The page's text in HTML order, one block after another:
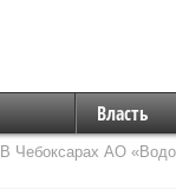
Власть
В Чебоксарах АО